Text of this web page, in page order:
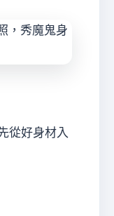
從好身材入